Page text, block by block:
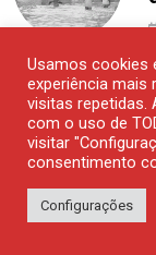
MAIS
Usamos cookies
experiência mais
visitas repetidas.
com o uso de
visitar
consentimento
Configurações